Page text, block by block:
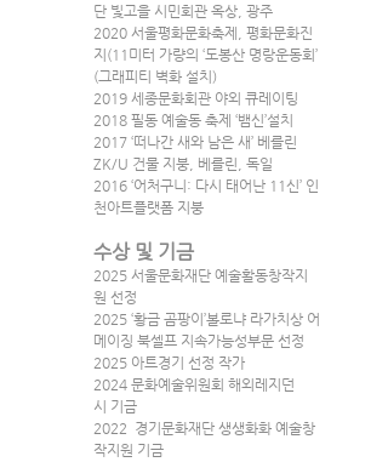
단 빛고을 시민회관 옥상, 광주
2020 서울평화문화축제, 평화문화진
지(11미터 가량의 ‘도봉산 명랑운동회’
(그래피티 벽화 설치)
2019 세종문화회관 야외 큐레이팅
2018 필동 예술동 축제 ‘뱀신’설치
2017 ‘떠나간 새와 남은 새’ 베를린
ZK/U 건물 지붕, 베를린, 독일
2016 ‘어처구니: 다시 태어난 11신’ 인
천아트플랫폼 지붕
수상 및 기금
2025 서울문화재단 예술활동창작지
원 선정
2025 ‘황금 곰팡이’볼로냐 라가치상 어
메이징 북셀프 지속가능성부문 선정
2025 아트경기 선정 작가
2024 문화예술위원회 해외레지던
시 기금
2022  경기문화재단 생생화화 예술창
작지원 기금